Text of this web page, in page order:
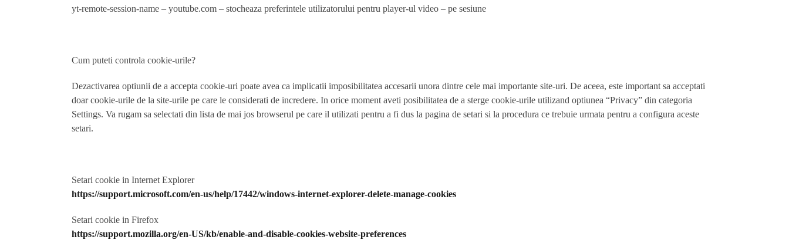
yt-remote-session-name – youtube.com – stocheaza preferintele utilizatorului pentru player-ul video – pe sesiune
Cum puteti controla cookie-urile?
Dezactivarea optiunii de a accepta cookie-uri poate avea ca implicatii imposibilitatea accesarii unora dintre cele mai importante site-uri. De aceea, este important sa acceptati
doar cookie-urile de la site-urile pe care le considerati de incredere. In orice moment aveti posibilitatea de a sterge cookie-urile utilizand optiunea “Privacy” din categoria
Settings. Va rugam sa selectati din lista de mai jos browserul pe care il utilizati pentru a fi dus la pagina de setari si la procedura ce trebuie urmata pentru a configura aceste
setari.
Setari cookie in Internet Explorer
https://support.microsoft.com/en-us/help/17442/windows-internet-explorer-delete-manage-cookies
Setari cookie in Firefox
https://support.mozilla.org/en-US/kb/enable-and-disable-cookies-website-preferences